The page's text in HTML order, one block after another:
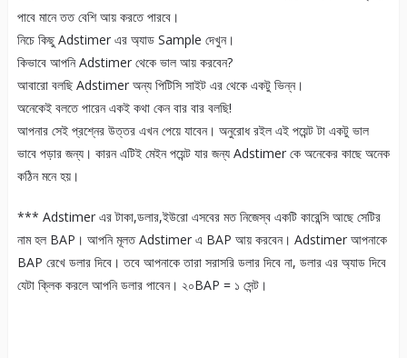
পাবে মানে তত বেশি আয় করতে পারবে।
নিচে কিছু Adstimer এর অ্যাড Sample দেখুন।
কিভাবে আপনি Adstimer থেকে ভাল আয় করবেন?
আবারো বলছি Adstimer অন্য পিটিসি সাইট এর থেকে একটু ভিন্ন।
অনেকেই বলতে পারেন একই কথা কেন বার বার বলছি!
আপনার সেই প্রশ্নের উত্তর এখন পেয়ে যাবেন। অনুরোধ রইল এই পয়েন্ট টা একটু ভাল
ভাবে পড়ার জন্য। কারন এটিই মেইন পয়েন্ট যার জন্য Adstimer কে অনেকের কাছে অনেক
কঠিন মনে হয়।
*** Adstimer এর টাকা,ডলার,ইউরো এসবের মত নিজেস্ব একটি কারেন্সি আছে সেটির
নাম হল BAP। আপনি মূলত Adstimer এ BAP আয় করবেন। Adstimer আপনাকে
BAP রেখে ডলার দিবে। তবে আপনাকে তারা সরাসরি ডলার দিবে না, ডলার এর অ্যাড দিবে
যেটা ক্লিক করলে আপনি ডলার পাবেন। ২০BAP = ১ সেন্ট।